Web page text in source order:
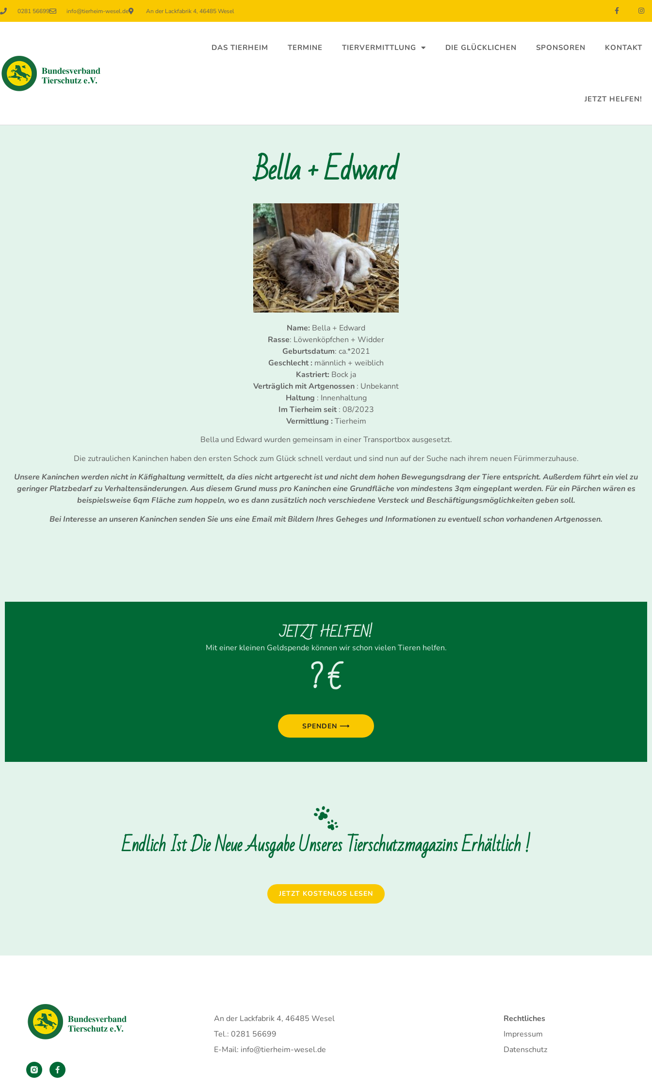
0281 56699 info@tierheim-wesel.de An der Lackfabrik 4, 46485 Wesel
DAS TIERHEIM TERMINE TIERVERMITTLUNG DIE GLÜCKLICHEN SPONSOREN KONTAKT
JETZT HELFEN!
Bella + Edward
Name: Bella + Edward
Rasse: Löwenköpfchen + Widder
Geburtsdatum: ca.*2021
Geschlecht : männlich + weiblich
Kastriert: Bock ja
Verträglich mit Artgenossen : Unbekannt
Haltung : Innenhaltung
Im Tierheim seit: 08/2023
Vermittlung : Tierheim
Bella und Edward wurden gemeinsam in einer Transportbox ausgesetzt.
Die zutraulichen Kaninchen haben den ersten Schock zum Glück schnell verdaut und sind nun auf der Suche nach ihrem neuen Fürimmerzuhause.
Unsere Kaninchen werden nicht in Käfighaltung vermittelt, da dies nicht artgerecht ist und nicht dem hohen Bewegungsdrang der Tiere entspricht. Außerdem führt ein viel zu
geringer Platzbedarf zu Verhaltensänderungen. Aus diesem Grund muss pro Kaninchen eine Grundfläche von mindestens 3qm eingeplant werden. Für ein Pärchen wären es
beispielsweise 6qm Fläche zum hoppeln, wo es dann zusätzlich noch verschiedene Versteck und Beschäftigungsmöglichkeiten geben soll.
Bei Interesse an unseren Kaninchen senden Sie uns eine Email mit Bildern Ihres Geheges und Informationen zu eventuell schon vorhandenen Artgenossen.
JETZT HELFEN!
Mit einer kleinen Geldspende können wir schon vielen Tieren helfen.
? €
SPENDEN ⟶
Endlich Ist Die Neue Ausgabe Unseres Tierschutzmagazins Erhältlich !
JETZT KOSTENLOS LESEN
An der Lackfabrik 4, 46485 Wesel
Tel.: 0281 56699
E-Mail: info@tierheim-wesel.de
Rechtliches
Impressum
Datenschutz